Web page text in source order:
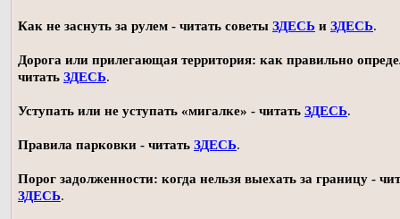
Как не заснуть за рулем - читать советы ЗДЕСЬ и ЗДЕСЬ.
Дорога или прилегающая территория: как правильно
читать ЗДЕСЬ.
Уступать или не уступать «мигалке» - читать ЗДЕСЬ.
Правила парковки - читать ЗДЕСЬ.
Порог задолженности: когда нельзя выехать за границу -
ЗДЕСЬ.